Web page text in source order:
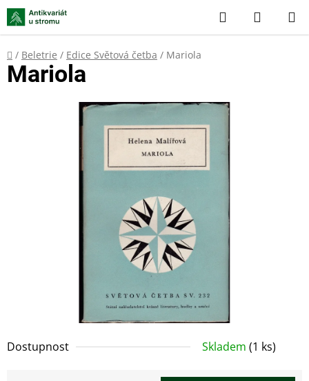
Přejít
na
obsah
Hledat
KOŠÍK
Domů
/ Beletrie / Edice Světová četba / Mariola
Dostupnost Skladem (1 ks)
Mariola